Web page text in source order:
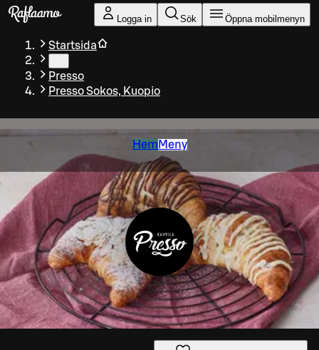
Gå till huvudinnehållet
Logga in Sök Öppna mobilmenyn
Startsida
Presso
Presso Sokos, Kuopio
Hem Meny